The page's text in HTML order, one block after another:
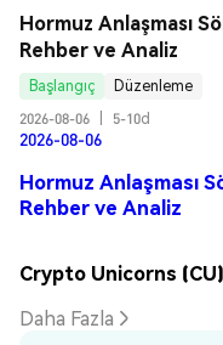
Hormuz Anlaşması
Rehber ve Analiz
Başlangıç
Düzenleme
2026-08-06
5-10d
2026-08-06
Hormuz Anlaşması
Rehber ve Analiz
Crypto Unicorns
Daha Fazla